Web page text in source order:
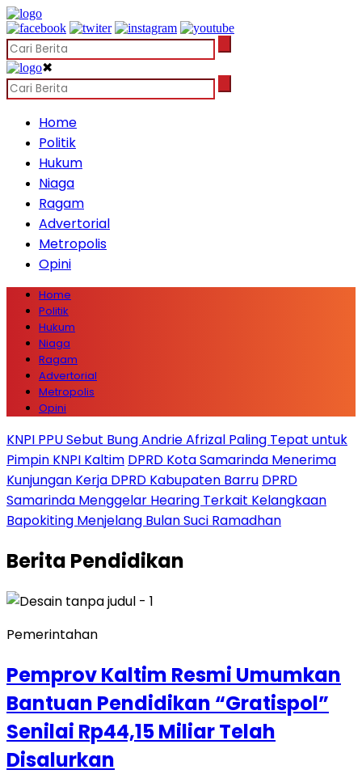
✖
Home
Politik
Hukum
Niaga
Ragam
Advertorial
Metropolis
Opini
Home
Politik
Hukum
Niaga
Ragam
Advertorial
Metropolis
Opini
KNPI PPU Sebut Bung Andrie Afrizal Paling Tepat untuk
Pimpin KNPI Kaltim DPRD Kota Samarinda Menerima
Kunjungan Kerja DPRD Kabupaten Barru DPRD
Samarinda Menggelar Hearing Terkait Kelangkaan
Bapokiting Menjelang Bulan Suci Ramadhan
Berita Pendidikan
Pemerintahan
Pemprov Kaltim Resmi Umumkan
Bantuan Pendidikan “Gratispol”
Senilai Rp44,15 Miliar Telah
Disalurkan